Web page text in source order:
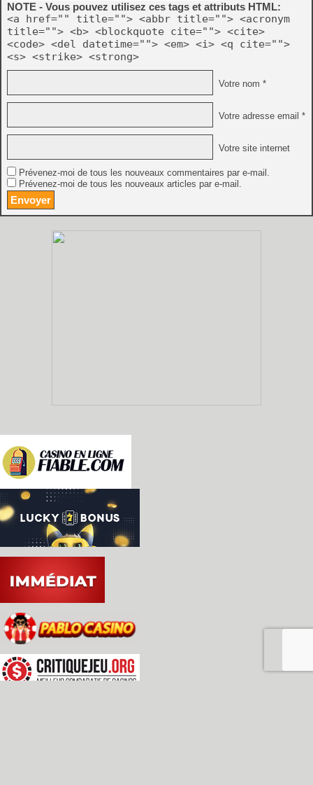
NOTE - Vous pouvez utilisez ces tags et attributs HTML:
<a href="" title=""> <abbr title=""> <acronym
title=""> <b> <blockquote cite=""> <cite>
<code> <del datetime=""> <em> <i> <q cite="">
<s> <strike> <strong>
Votre nom *
Votre adresse email *
Votre site internet
Prévenez-moi de tous les nouveaux commentaires par e-mail.
Prévenez-moi de tous les nouveaux articles par e-mail.